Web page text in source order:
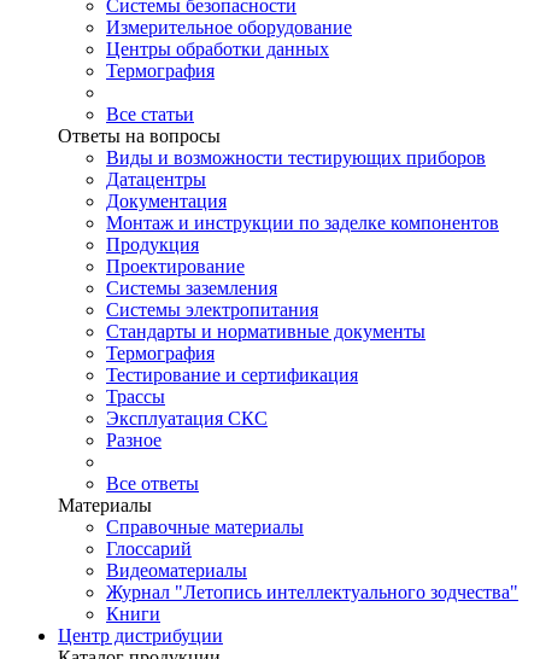
Системы безопасности
Измерительное оборудование
Центры обработки данных
Термография
Все статьи
Ответы на вопросы
Виды и возможности тестирующих приборов
Датацентры
Документация
Монтаж и инструкции по заделке компонентов
Продукция
Проектирование
Системы заземления
Системы электропитания
Стандарты и нормативные документы
Термография
Тестирование и сертификация
Трассы
Эксплуатация СКС
Разное
Все ответы
Материалы
Справочные материалы
Глоссарий
Видеоматериалы
Журнал "Летопись интеллектуального зодчества"
Книги
Центр дистрибуции